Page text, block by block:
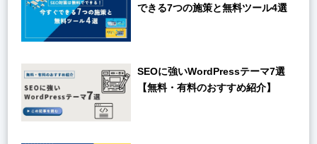
できる7つの施策と無料ツール4選
SEOに強いWordPressテーマ7選
【無料・有料のおすすめ紹介】